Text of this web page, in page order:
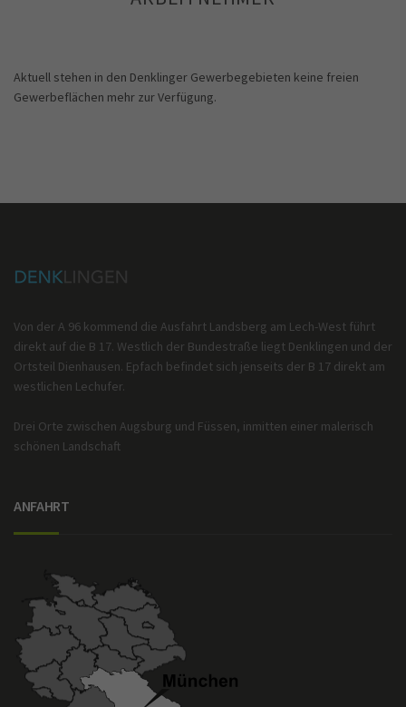
Aktuell stehen in den Denklinger Gewerbegebieten keine freien
Gewerbeflächen mehr zur Verfügung.
Von der A 96 kommend die Ausfahrt Landsberg am Lech-West führt
direkt auf die B 17. Westlich der Bundestraße liegt Denklingen und der
Ortsteil Dienhausen. Epfach befindet sich jenseits der B 17 direkt am
westlichen Lechufer.
Drei Orte zwischen Augsburg und Füssen, inmitten einer malerisch
schönen Landschaft
ANFAHRT